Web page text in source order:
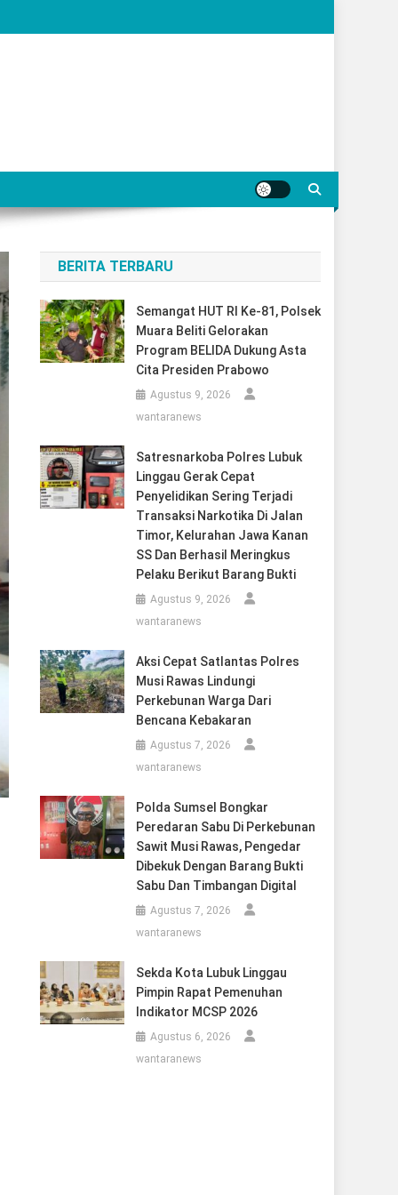
BERITA TERBARU
Semangat HUT RI Ke-81, Polsek
Muara Beliti Gelorakan
Program BELIDA Dukung Asta
Cita Presiden Prabowo
Agustus 9, 2026
wantaranews
Satresnarkoba Polres Lubuk
Linggau Gerak Cepat
Penyelidikan Sering Terjadi
Transaksi Narkotika Di Jalan
Timor, Kelurahan Jawa Kanan
SS Dan Berhasil Meringkus
Pelaku Berikut Barang Bukti
Agustus 9, 2026
wantaranews
Aksi Cepat Satlantas Polres
Musi Rawas Lindungi
Perkebunan Warga Dari
Bencana Kebakaran
Agustus 7, 2026
wantaranews
Polda Sumsel Bongkar
Peredaran Sabu Di Perkebunan
Sawit Musi Rawas, Pengedar
Dibekuk Dengan Barang Bukti
Sabu Dan Timbangan Digital
Agustus 7, 2026
wantaranews
Sekda Kota Lubuk Linggau
Pimpin Rapat Pemenuhan
Indikator MCSP 2026
Agustus 6, 2026
wantaranews